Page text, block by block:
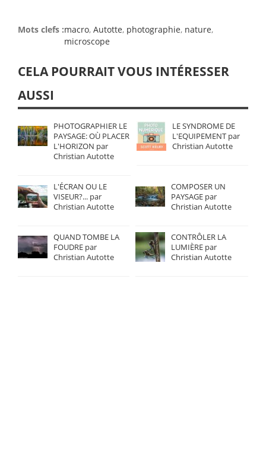
Mots clefs :macro, Autotte, photographie, nature,
microscope
CELA POURRAIT VOUS INTÉRESSER
AUSSI
PHOTOGRAPHIER LE
PAYSAGE: OÙ PLACER
L'HORIZON par
Christian Autotte
LE SYNDROME DE
L'EQUIPEMENT par
Christian Autotte
L'ÉCRAN OU LE
VISEUR?... par
Christian Autotte
COMPOSER UN
PAYSAGE par
Christian Autotte
QUAND TOMBE LA
FOUDRE par
Christian Autotte
CONTRÔLER LA
LUMIÈRE par
Christian Autotte